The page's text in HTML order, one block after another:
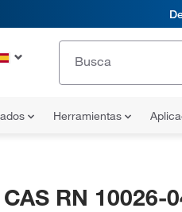
Herramientas
CAS RN 10026-